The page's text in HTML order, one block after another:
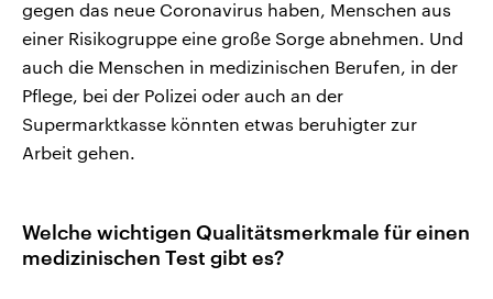
gegen das neue Coronavirus haben, Menschen aus
einer Risikogruppe eine große Sorge abnehmen. Und
auch die Menschen in medizinischen Berufen, in der
Pflege, bei der Polizei oder auch an der
Supermarktkasse könnten etwas beruhigter zur
Arbeit gehen.
Welche wichtigen Qualitätsmerkmale für einen
medizinischen Test gibt es?